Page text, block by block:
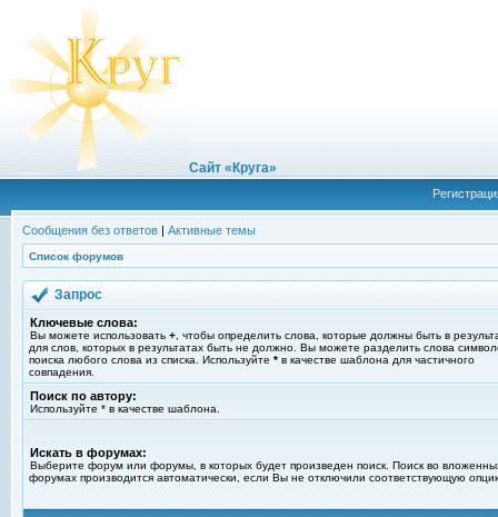
Сайт «Круга»
Сообщения без ответов | Активные темы
Список форумов
Запрос
Ключевые слова:
Вы можете использовать + , чтобы определить слова, которые должны быть в
для слов, которых в результатах быть не должно. Вы можете разделить слова
поиска любого слова из списка. Используйте * в качестве шаблона для частичного
совпадения.
Поиск по автору:
Используйте * в качестве шаблона.
Искать в форумах:
Выберите форум или форумы, в которых будет произведен поиск. Поиск во
форумах производится автоматически, если Вы не отключили соответствующую